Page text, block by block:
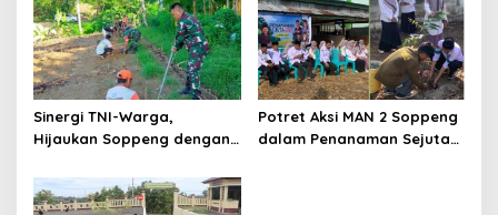
Sinergi TNI-Warga,
Hijaukan Soppeng dengan
Genjah
Potret Aksi MAN 2 Soppeng
dalam Penanaman Sejuta